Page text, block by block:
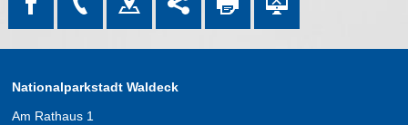
Nationalparkstadt Waldeck
Am Rathaus 1